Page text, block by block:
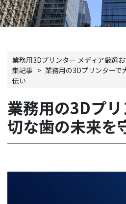
業務用3Dプリンター メディア厳選
集記事 > 業務用の3Dプリンターで
伝い
業務用の3Dプ
切な歯の未来を